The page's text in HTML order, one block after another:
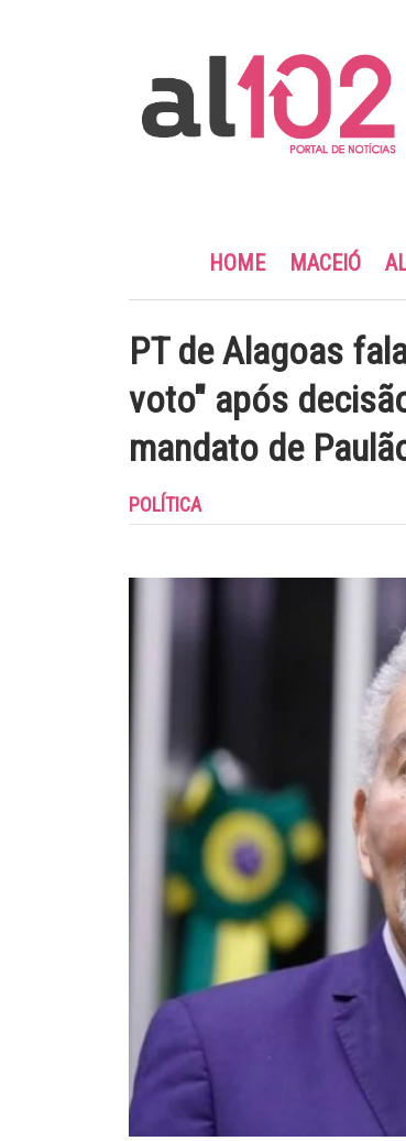
HOME MACEIÓ
PT de Alagoas
voto" após
mandato de
POLÍTICA